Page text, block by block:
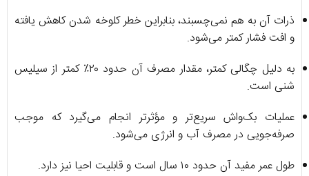
ذرات آن به هم نمی‌چسبند، بنابراین خطر کلوخه شدن کاهش یافته
و افت فشار کمتر می‌شود.
به دلیل چگالی کمتر، مقدار مصرف آن حدود ۲۰٪ کمتر از سیلیس
شنی است.
عملیات بک‌واش سریع‌تر و مؤثرتر انجام می‌گیرد که موجب
صرفه‌جویی در مصرف آب و انرژی می‌شود.
طول عمر مفید آن حدود ۱۰ سال است و قابلیت احیا نیز دارد.